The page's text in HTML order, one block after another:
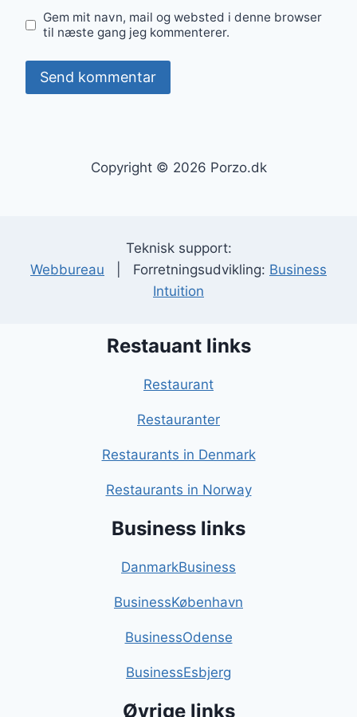
Gem mit navn, mail og websted i denne browser
til næste gang jeg kommenterer.
Copyright © 2026 Porzo.dk
Teknisk support:
Webbureau | Forretningsudvikling: Business
Intuition
Restauant links
Restaurant
Restauranter
Restaurants in Denmark
Restaurants in Norway
Business links
DanmarkBusiness
BusinessKøbenhavn
BusinessOdense
BusinessEsbjerg
Øvrige links